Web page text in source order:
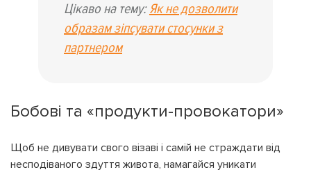
Цікаво на тему:Як не дозволити
образам зіпсувати стосунки з
партнером
Бобові та «продукти-провокатори»
Щоб не дивувати свого візаві і самій не страждати від
несподіваного здуття живота, намагайся уникати